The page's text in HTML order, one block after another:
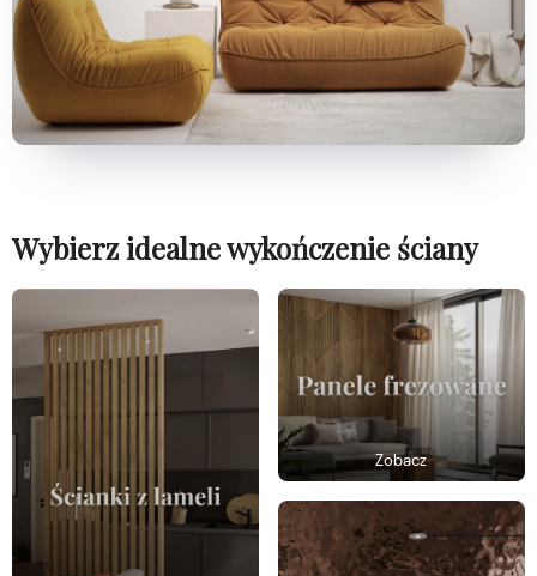
Wybierz idealne wykończenie ściany
Zobacz